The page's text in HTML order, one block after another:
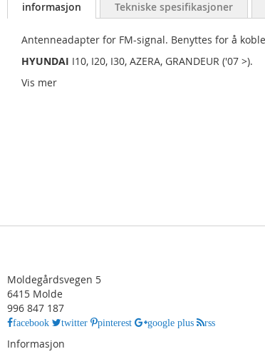
informasjon
Antenneadapter for FM-signal. Benyttes for å
HYUNDAI I10, I20, I30, AZERA, GRANDEUR ('07 >).
Vis mer
Tekniske spesifikasjoner
Moldegårdsvegen 5
6415 Molde
996 847 187
facebook twitter pinterest google plus rss
Informasjon